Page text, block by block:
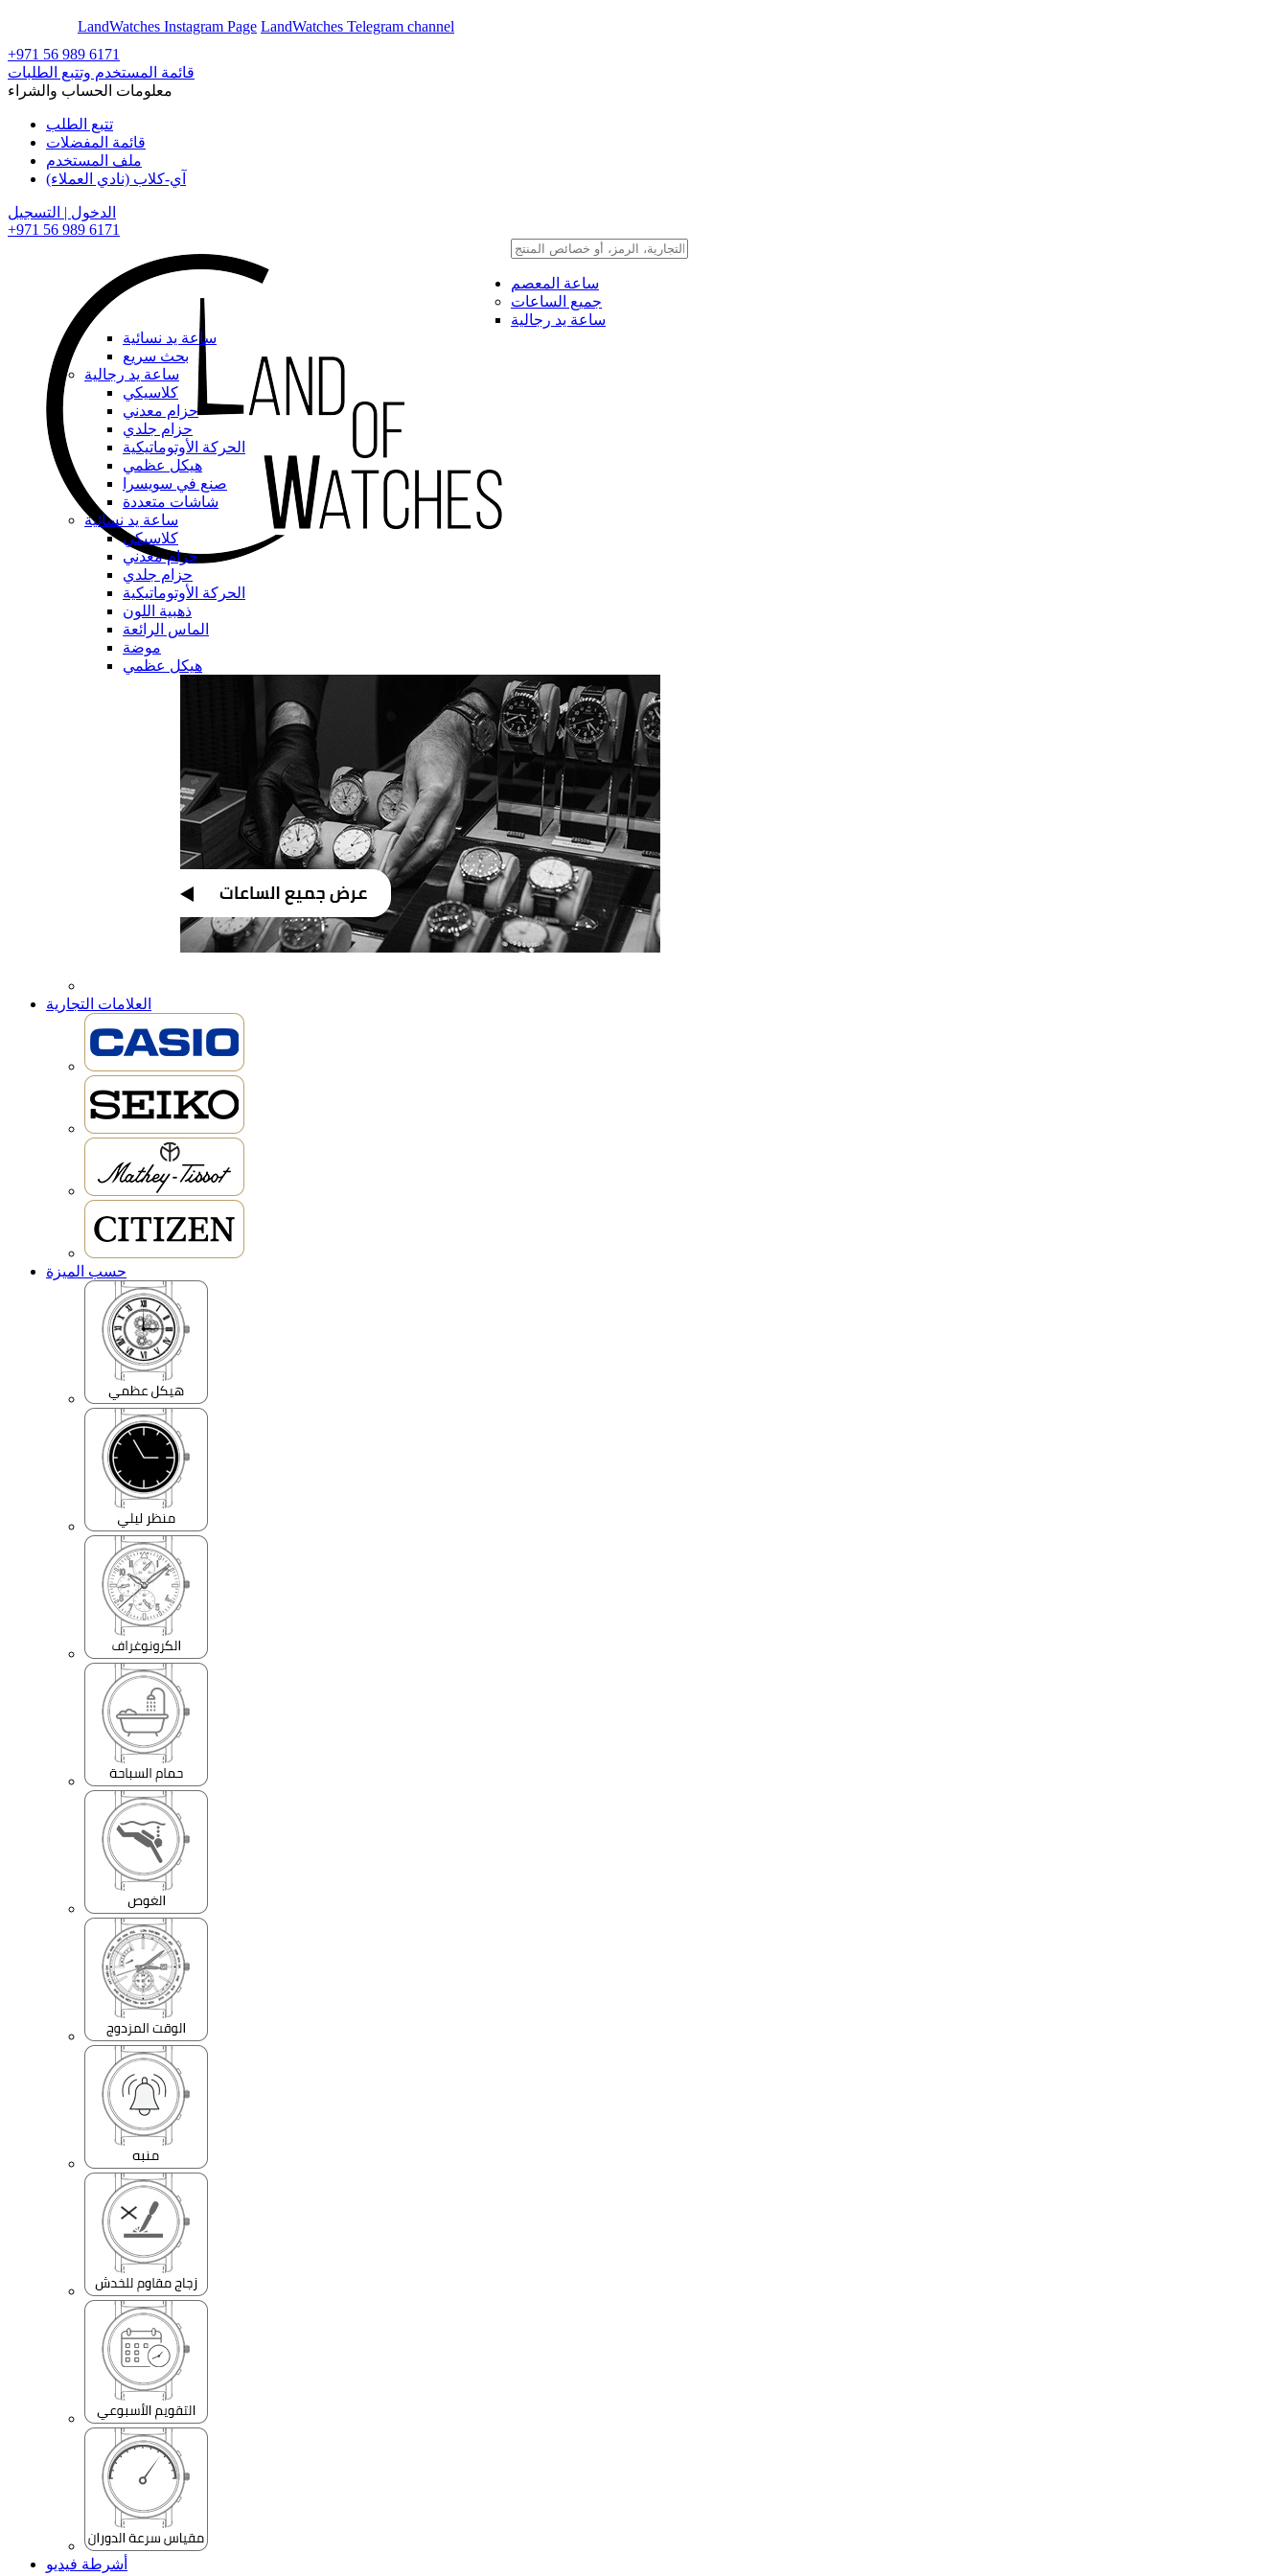
LandWatches Instagram Page LandWatches Telegram channel
+971 56 989 6171
قائمة المستخدم وتتبع الطلبات
معلومات الحساب والشراء
تتبع الطلب
قائمة المفضلات
ملف المستخدم
آي-كلاب (نادي العملاء)
الدخول | التسجيل
+971 56 989 6171
ساعة المعصم
جميع الساعات
ساعة يد رجالية
ساعة يد نسائية
بحث سريع
ساعة يد رجالية
كلاسيكي
حزام معدني
حزام جلدي
الحركة الأوتوماتيكية
هيكل عظمي
صنع في سويسرا
شاشات متعددة
ساعة يد نسائية
كلاسيكي
حزام معدني
حزام جلدي
الحركة الأوتوماتيكية
ذهبية اللون
الماس الرائعة
موضة
هيكل عظمي
العلامات التجارية
حسب الميزة
أشرطة فيديو